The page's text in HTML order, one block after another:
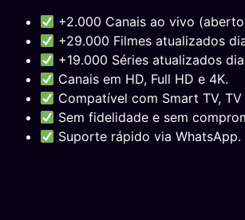
+2.000 Canais ao vivo
+29.000 Filmes atualizados
+19.000 Séries atualizados
Canais em HD, Full HD e 4K.
Compatível com Smart TV,
Sem fidelidade e sem
Suporte rápido via WhatsApp.